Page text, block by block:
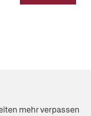
mehr verpassen